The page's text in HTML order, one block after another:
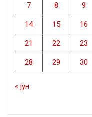
7 8 9
14 15 16
21 22 23
28 29 30
« јун